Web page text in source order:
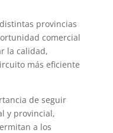
provincias
comercial
la calidad,
más eficiente
de seguir
y provincial,
a los